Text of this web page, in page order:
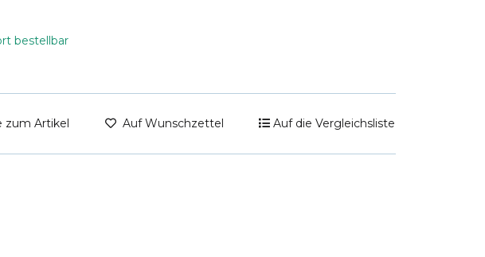
bestellbar
zum Artikel Auf Wunschzettel Auf die Vergleichsliste